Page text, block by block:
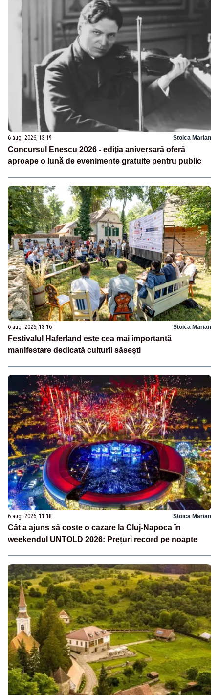
6 aug. 2026, 13:19 Stoica Marian
Concursul Enescu 2026 - ediția aniversară oferă
aproape o lună de evenimente gratuite pentru public
6 aug. 2026, 13:16 Stoica Marian
Festivalul Haferland este cea mai importantă
manifestare dedicată culturii săsești
6 aug. 2026, 11:18 Stoica Marian
Cât a ajuns să coste o cazare la Cluj-Napoca în
weekendul UNTOLD 2026: Prețuri record pe noapte